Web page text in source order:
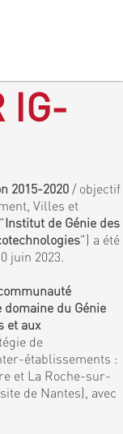
IG-
2015-2020 / objectif
Villes et
Institut de Génie des
") a été
juin 2023.
du Génie
et aux
de
établissements :
et La Roche-sur-
de Nantes), avec